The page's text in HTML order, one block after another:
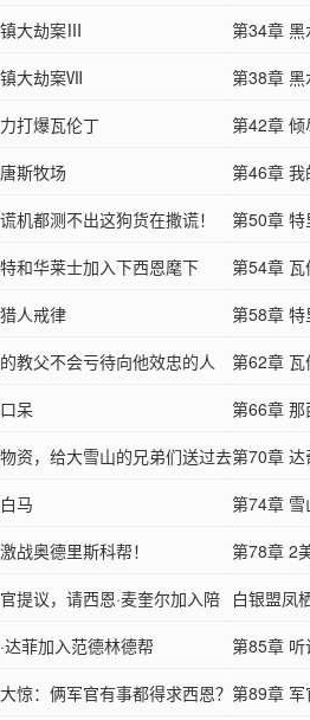
大劫案Ⅲ
第34章
大劫案Ⅶ
第38章
打爆瓦伦丁
第42章
斯牧场 第46章
机都测不出这狗货在撒谎！
第50章
和华莱士加入下西恩麾下
第54章
下吧
人戒律
第58章
教父不会亏待向他效忠的人
第62章
呆
第66章 那
起的？
资，给大雪山的兄弟们送过去第70章
人！
马
第74章
战奥德里斯科帮！
第78章 2
提议，请西恩·麦奎尔加入陪
白银盟凤
敬！
达菲加入范德林德帮
第85章
可以分享
惊：俩军官有事都得求西恩？ 第89章